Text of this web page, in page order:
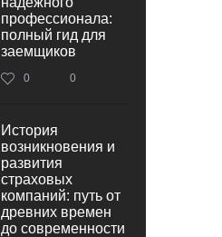
профессионала:
полный гид для
заемщиков
0 0
История
возникновения и
развития
страховых
компаний: путь от
древних времен
до современности